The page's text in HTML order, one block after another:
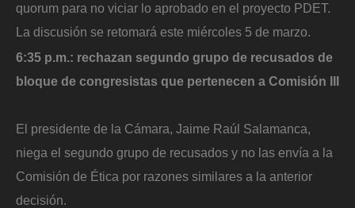
quorum para no viciar lo aprobado en el proyecto PDET.
La discusión se retomará este miércoles 5 de marzo.
6:35 p.m.: rechazan segundo grupo de recusados de
bloque de congresistas que pertenecen a Comisión III
El presidente de la Cámara, Jaime Raúl Salamanca,
niega el segundo grupo de recusados y no las envía a la
Comisión de Ética por razones similares a la anterior
decisión.